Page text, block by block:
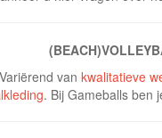
van kwalitatieve
. Bij Gameballs ben